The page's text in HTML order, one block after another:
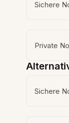
Sichere
Private
Sichere